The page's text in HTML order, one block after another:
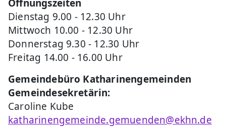
Öffnungszeiten
Dienstag 9.00 - 12.30 Uhr
Mittwoch 10.00 - 12.30 Uhr
Donnerstag 9.30 - 12.30 Uhr
Freitag 14.00 - 16.00 Uhr
Gemeindebüro Katharinengemeinden
Gemeindesekretärin:
Caroline Kube
katharinengemeinde.gemuenden@ekhn.de